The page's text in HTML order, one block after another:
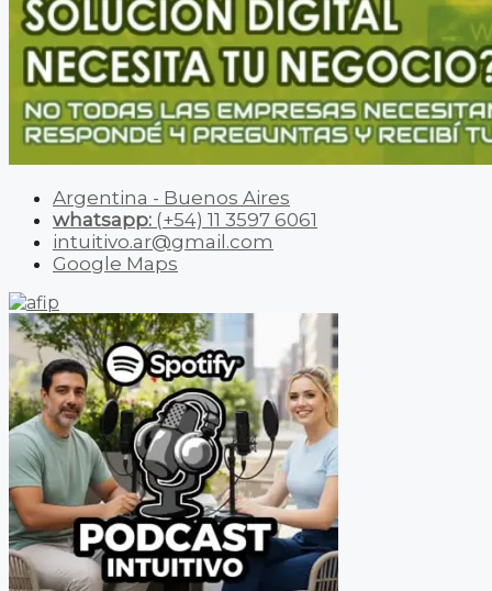
Argentina - Buenos Aires
whatsapp: (+54) 11 3597 6061
intuitivo.ar@gmail.com
Google Maps